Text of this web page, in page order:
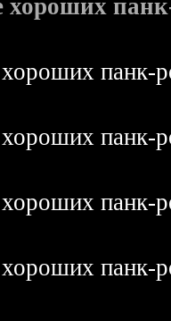
хороших
панк-
панк-
панк-
панк-